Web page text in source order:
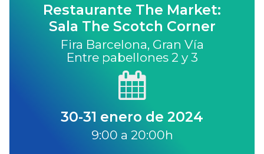
Restaurante The Market:
Sala The Scotch Corner
Fira Barcelona, Gran Vía
Entre pabellones 2 y 3
30-31 enero de 2024
9:00 a 20:00h